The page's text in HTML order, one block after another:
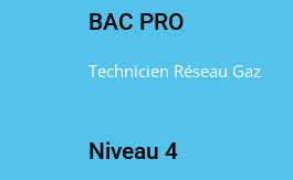
BAC PRO
Technicien Réseau Gaz
Niveau 4